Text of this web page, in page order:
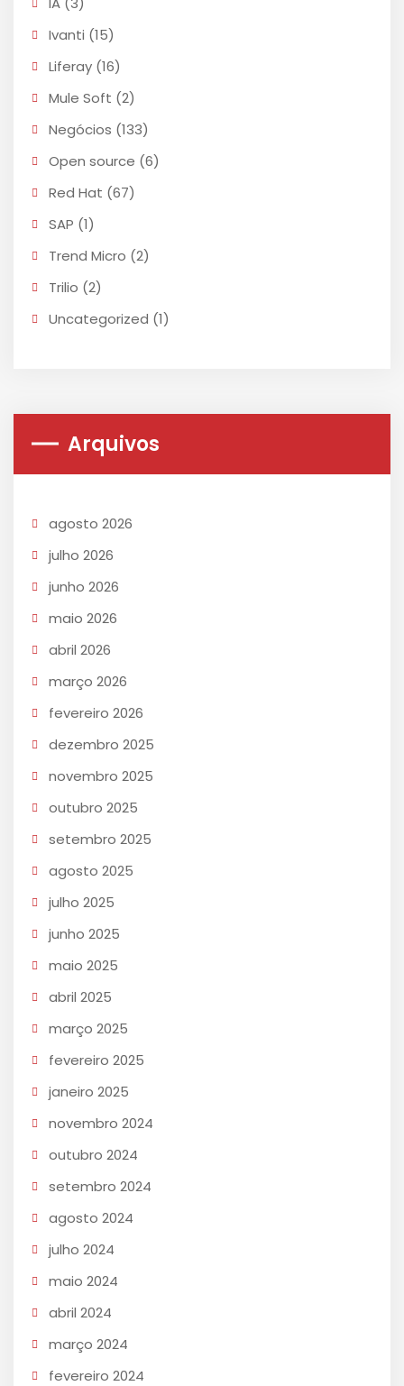
Ivanti (15)
Liferay (16)
Mule Soft (2)
Negócios (133)
Open source (6)
Red Hat (67)
SAP (1)
Trend Micro (2)
Trilio (2)
Uncategorized (1)
Arquivos
agosto 2026
julho 2026
junho 2026
maio 2026
abril 2026
março 2026
fevereiro 2026
dezembro 2025
novembro 2025
outubro 2025
setembro 2025
agosto 2025
julho 2025
junho 2025
maio 2025
abril 2025
março 2025
fevereiro 2025
janeiro 2025
novembro 2024
outubro 2024
setembro 2024
agosto 2024
julho 2024
maio 2024
abril 2024
março 2024
fevereiro 2024